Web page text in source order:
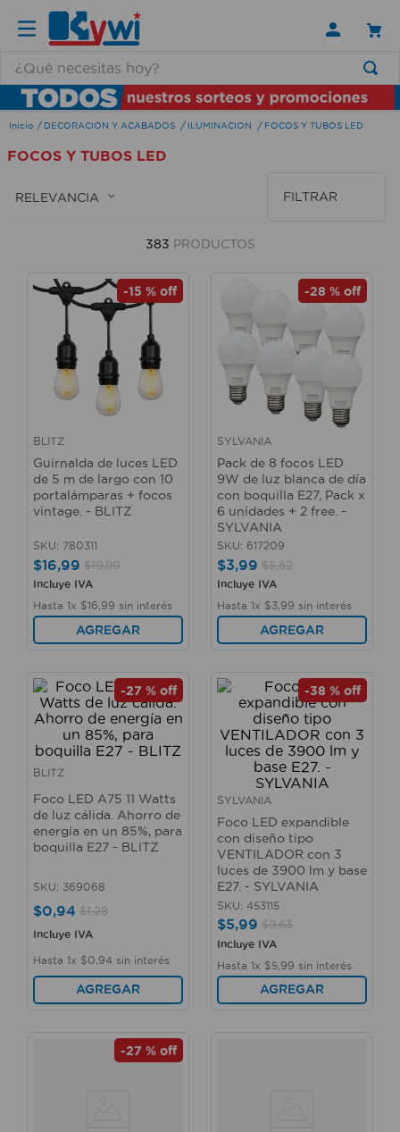
DECORACION Y ACABADOS ILUMINACION FOCOS Y TUBOS LED
FOCOS Y TUBOS LED
RELEVANCIA FILTRAR
383 PRODUCTOS
-15 % off
BLITZ
Guirnalda de luces LED
de 5 m de largo con 10
portalámparas + focos
vintage. - BLITZ
SKU: 780311
$16,99 $19,99
Incluye IVA
Hasta 1x $16 99 sin interés
AGREGAR
-28 % off
SYLVANIA
Pack de 8 focos LED
9W de luz blanca de día
con boquilla E27, Pack x
6 unidades + 2 free. -
SYLVANIA
SKU: 617209
$3,99 $5,52
Incluye IVA
Hasta 1x $3 99 sin interés
AGREGAR
-27 % off
BLITZ
Foco LED A75 11 Watts
de luz cálida. Ahorro de
energía en un 85%, para
boquilla E27 - BLITZ
SKU: 369068
$0,94 $1,28
Incluye IVA
Hasta 1x $0 94 sin interés
AGREGAR
-38 % off
SYLVANIA
Foco LED expandible
con diseño tipo
VENTILADOR con 3
luces de 3900 lm y base
E27. - SYLVANIA
SKU: 453115
$5,99 $9,63
Incluye IVA
Hasta 1x $5 99 sin interés
AGREGAR
-27 % off
TÉRMINOS MÁS BUSCADOS
1.
lamparas
2.
ducha
3.
silla
escritorio
cerradura
aspiradora
fregadero